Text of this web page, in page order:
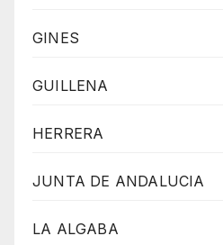
GINES
GUILLENA
HERRERA
JUNTA DE ANDALUCIA
LA ALGABA